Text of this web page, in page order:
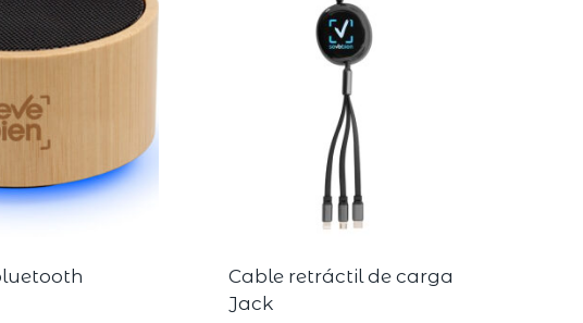
Cable retráctil de carga
Jack